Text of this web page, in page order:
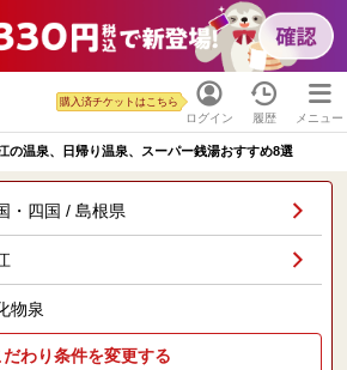
ログイン
購入済チケットはこちら
履歴 メニュー
の温泉、日帰り温泉、スーパー銭湯おすすめ8選
・四国 / 島根県
物泉
だわり条件を変更する